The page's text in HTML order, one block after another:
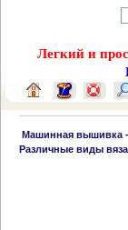
Легкий и
Машинная вышивка
Различные виды